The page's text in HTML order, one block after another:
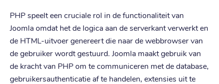
PHP speelt een cruciale rol in de functionaliteit van
Joomla omdat het de logica aan de serverkant verwerkt en
de HTML-uitvoer genereert die naar de webbrowser van
de gebruiker wordt gestuurd. Joomla maakt gebruik van
de kracht van PHP om te communiceren met de database,
gebruikersauthenticatie af te handelen, extensies uit te